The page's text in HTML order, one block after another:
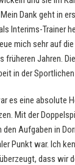
Dank geht in
Interims-Trainer
mich sehr auf
früheren Jahren.
in der Sportlichen
es eine absolute
Mit der
Aufgaben in
Punkt war. Ich
dass wir